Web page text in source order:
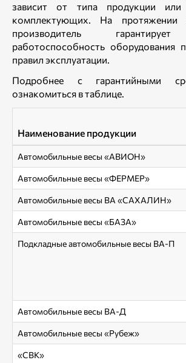
зависит от типа продукции
комплектующих. На протяжении
производитель
работоспособность оборудования
правил эксплуатации.
Подробнее с гарантийными
ознакомиться в таблице.
Наименование продукции
Автомобильные весы «АВИОН»
Автомобильные весы «ФЕРМЕР»
Автомобильные весы ВА «САХАЛИН»
Автомобильные весы «БАЗА»
Подкладные автомобильные весы ВА-П
Автомобильные весы ВА-Д
Автомобильные весы «Рубеж»
«СВК»